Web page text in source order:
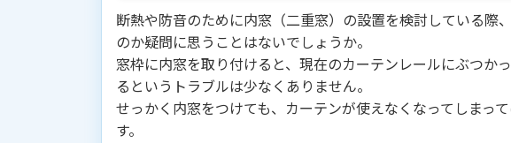
断熱や防音のために内窓（二重窓）の設置を検討している際
のか疑問に思うことはないでしょうか。
窓枠に内窓を取り付けると、現在のカーテンレールにぶつか
るというトラブルは少なくありません。
せっかく内窓をつけても、カーテンが使えなくなってしまっ
す。